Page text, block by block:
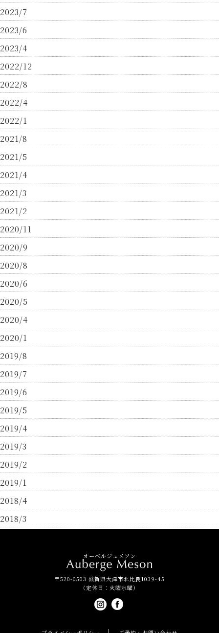
2023/7
2023/6
2023/4
2022/12
2022/8
2022/4
2022/1
2021/8
2021/5
2021/4
2021/3
2021/2
2020/11
2020/9
2020/8
2020/6
2020/5
2020/4
2020/1
2019/8
2019/7
2019/6
2019/5
2019/4
2019/3
2019/2
2019/1
2018/4
2018/3
オーベルジュメソン
〒520-0503 滋賀県大津市北比良1039-45
（定休日：火曜水曜）